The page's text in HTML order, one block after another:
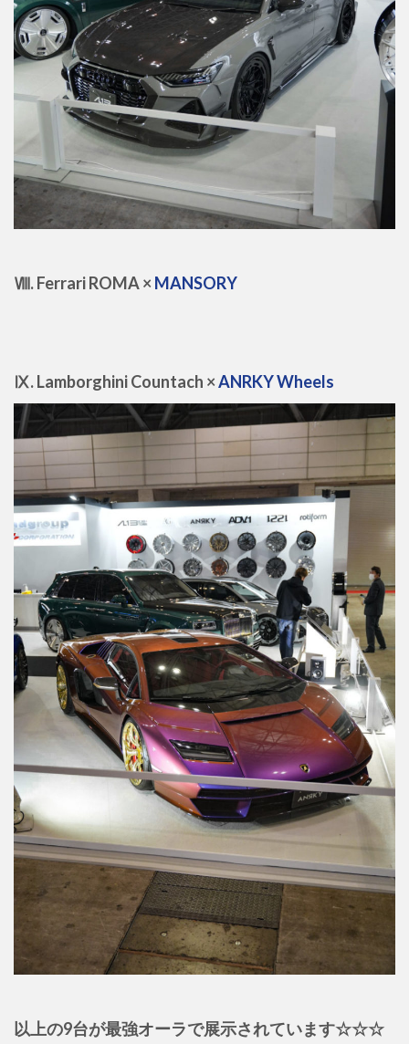
Ⅷ. Ferrari ROMA ×MANSORY
Ⅸ. Lamborghini Countach ×ANRKY Wheels
以上の9台が最強オーラで展示されています☆☆☆